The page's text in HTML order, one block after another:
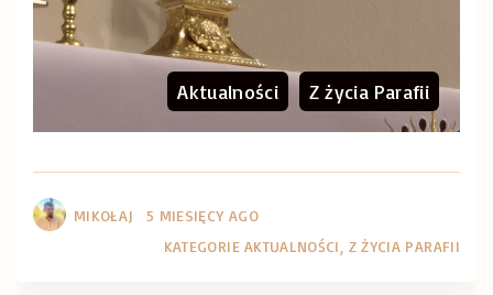
Aktualności Z życia Parafii
MIKOŁAJ
5 MIESIĘCY AGO
KATEGORIE AKTUALNOŚCI Z ŻYCIA PARAFII